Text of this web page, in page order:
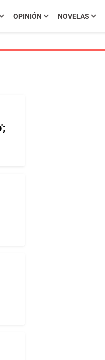
OPINIÓN NOVELAS